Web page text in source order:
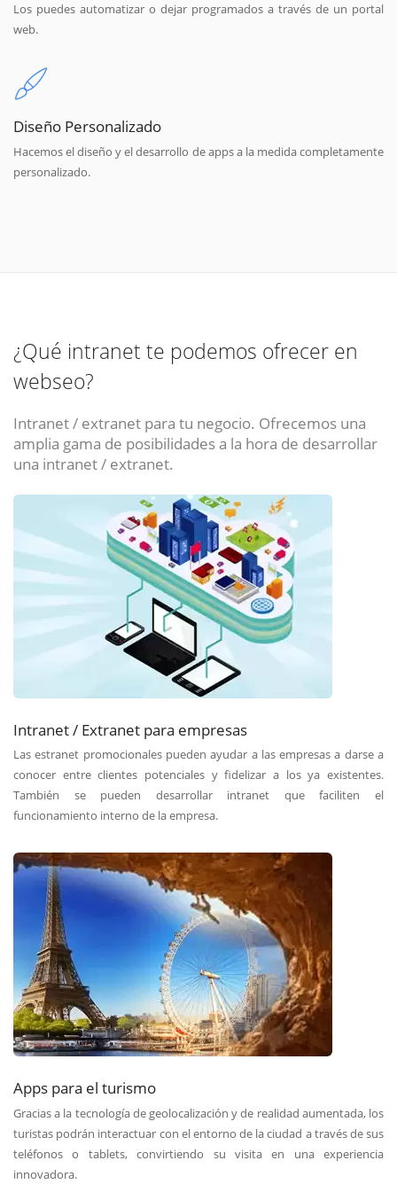
Los puedes automatizar o dejar programados a través de un portal
web.
Diseño Personalizado
Hacemos el diseño y el desarrollo de apps a la medida completamente
personalizado.
¿Qué intranet te podemos ofrecer en
webseo?
Intranet / extranet para tu negocio. Ofrecemos una
amplia gama de posibilidades a la hora de desarrollar
una intranet / extranet.
Intranet / Extranet para empresas
Las estranet promocionales pueden ayudar a las empresas a darse a
conocer entre clientes potenciales y fidelizar a los ya existentes.
También se pueden desarrollar intranet que faciliten el
funcionamiento interno de la empresa.
Apps para el turismo
Gracias a la tecnología de geolocalización y de realidad aumentada, los
turistas podrán interactuar con el entorno de la ciudad a través de sus
teléfonos o tablets, convirtiendo su visita en una experiencia
innovadora.